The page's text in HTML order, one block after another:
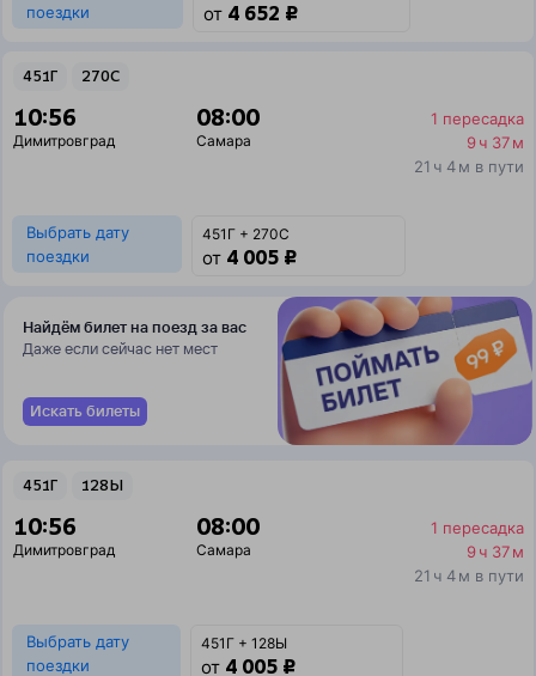
поездки
от 4 652 ₽
451Г 270С
10:56
Димитровград
08:00
Самара
1 пересадка
9 ч 37 м
21 ч 4 м в пути
Выбрать дату
поездки
451Г + 270С
от 4 005 ₽
Найдём билет на поезд за вас
Даже если сейчас нет мест
Искать билеты
451Г 128Ы
10:56
Димитровград
08:00
Самара
1 пересадка
9 ч 37 м
21 ч 4 м в пути
Выбрать дату
поездки
451Г + 128Ы
от 4 005 ₽